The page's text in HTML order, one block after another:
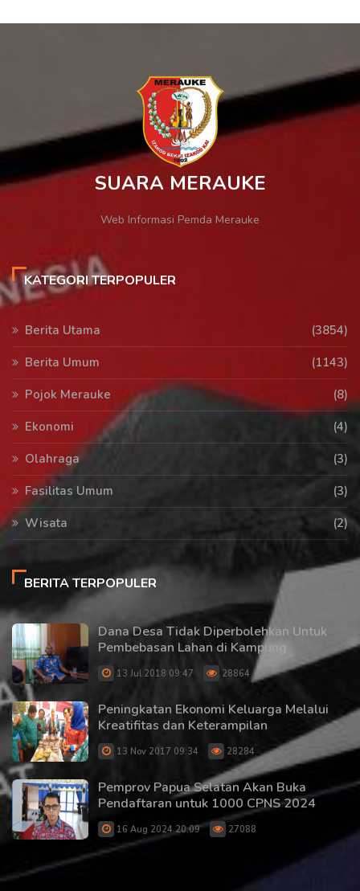
SUARA MERAUKE
Web Informasi Pemda Merauke
KATEGORI TERPOPULER
Berita Utama
(3854)
Berita Umum
(1143)
Pojok Merauke
(8)
Ekonomi
(4)
Olahraga
(3)
Fasilitas Umum
(3)
Wisata
(2)
BERITA TERPOPULER
Dana Desa Tidak Diperbolehkan Untuk
Pembebasan Lahan di Kampung
13 Jul 2018 09:47 28864
Peningkatan Ekonomi Keluarga Melalui
Kreatifitas dan Keterampilan
13 Nov 2017 09:34 28284
Pemprov Papua Selatan Akan Buka
Pendaftaran untuk 1000 CPNS 2024
16 Aug 2024 20:09 27088